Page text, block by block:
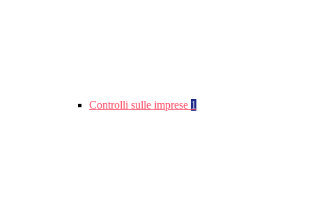
Controlli sulle imprese 1